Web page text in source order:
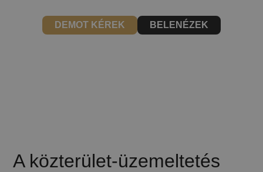
DEMOT KÉREK BELENÉZEK
A közterület-üzemeltetés